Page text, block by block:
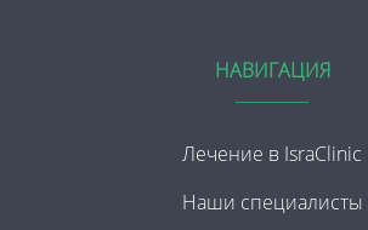
НАВИГАЦИЯ
Лечение в IsraClinic
Наши специалисты